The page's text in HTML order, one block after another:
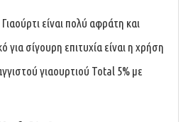
είναι πολύ αφράτη και
για σίγουρη επιτυχία είναι η χρήση
γιαουρτιού Total 5% με